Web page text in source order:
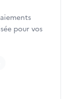
pour vos